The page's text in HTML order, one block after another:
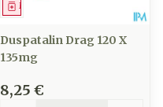
Médicament
Duspatalin Drag 120 X
135mg
8,25 €